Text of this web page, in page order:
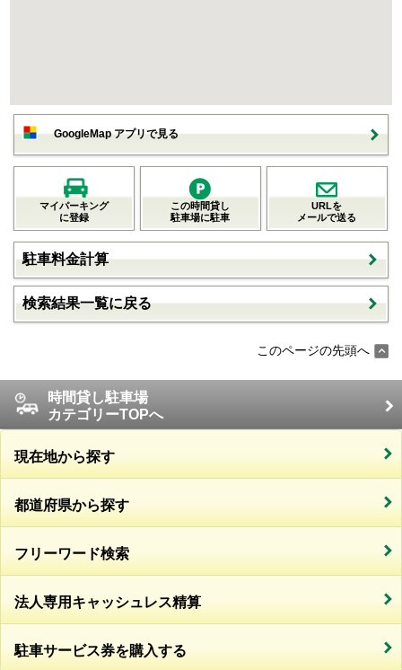
GoogleMap アプリで見る
マイパーキング
に登録
この時間貸し
駐車場に駐車
URLを
メールで送る
駐車料金計算
検索結果一覧に戻る
このページの先頭へ
時間貸し駐車場
カテゴリーTOPへ
現在地から探す
都道府県から探す
フリーワード検索
法人専用キャッシュレス精算
駐車サービス券を購入する